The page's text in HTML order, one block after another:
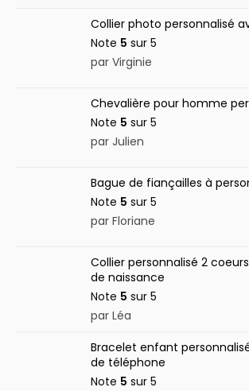
Collier photo personnalisé
Note 5 sur 5
par Virginie
Chevalière pour homme
Note 5 sur 5
par Julien
Bague de fiançailles à
Note 5 sur 5
par Floriane
Collier personnalisé 2
de naissance
Note 5 sur 5
par Léa
Bracelet enfant
de téléphone
Note 5 sur 5